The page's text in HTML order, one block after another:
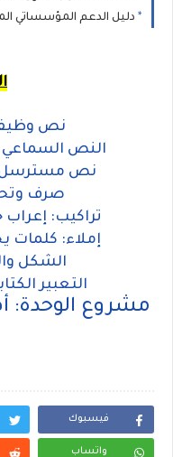
دليل الدعم المؤسساتي
نص
النص السماعي
نص مسترسل
صرف
تراكيب:
إملاء: كلمات
الشكل
التعبير
مشروع الوحدة:
فيسبوك
واتساب